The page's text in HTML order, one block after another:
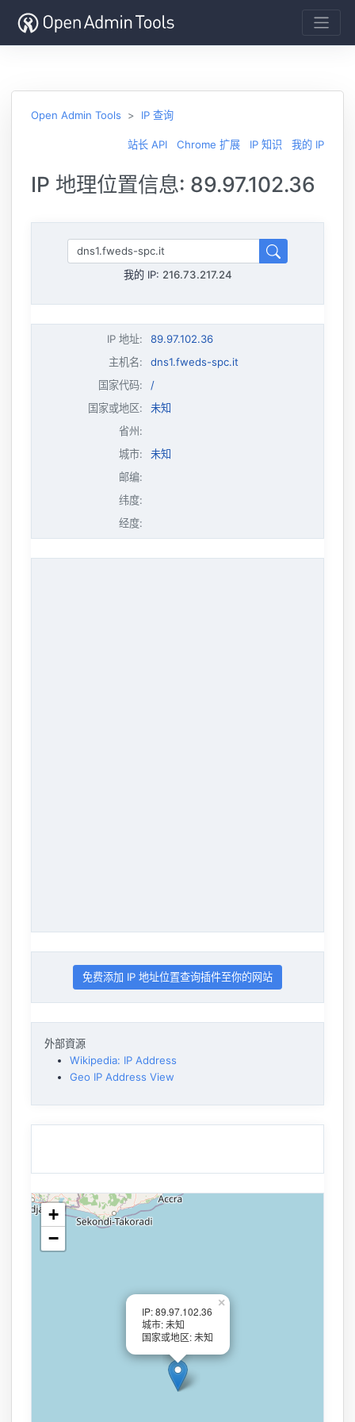
Open Admin Tools IP 查询
站长 API Chrome 扩展 IP 知识 我的 IP
IP 地理位置信息: 89.97.102.36
我的 IP: 216.73.217.24
IP 地址:
89.97.102.36
主机名:
dns1.fweds-spc.it
国家代码:
/
国家或地区:
未知
省州:
城市:
未知
邮编:
纬度:
经度:
免费添加 IP 地址位置查询插件至你的网站
外部資源
Wikipedia: IP Address
Geo IP Address View
IP: 89.97.102.36
城市: 未知
国家或地区: 未知
×
+
−